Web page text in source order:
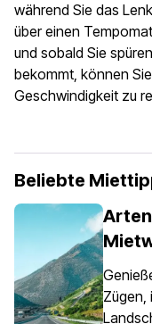
während Sie das
über einen
und sobald Sie
bekommt, können
Geschwindigkeit zu
Beliebte
Zügen,